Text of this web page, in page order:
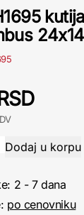
2 - 7 dana
po cenovniku